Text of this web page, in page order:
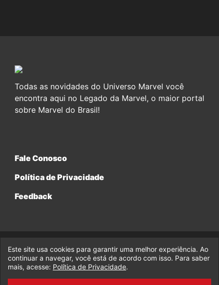
Todas as novidades do Universo Marvel você
encontra aqui no Legado da Marvel, o maior portal
sobre Marvel do Brasil!
Fale Conosco
Política de Privacidade
Feedback
© 2017-2026 Legado da Marvel, uma empresa da Legado
Enterprises.
fabiolobo
Este site usa cookies para garantir uma melhor experiência. Ao
continuar a navegar, você está de acordo com isso. Para saber
mais, acesse: Política de Privacidade.